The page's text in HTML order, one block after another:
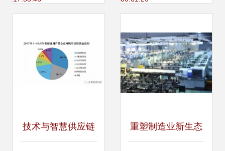
技术与智慧供应链 重塑制造业新生态